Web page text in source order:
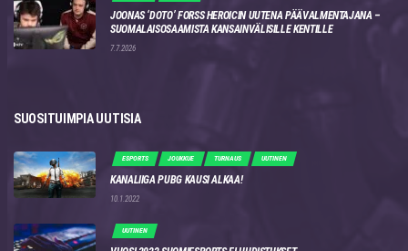
JOONAS ‘DOTO’ FORSS HEROICIN UUTENA PÄÄVALMENTAJANA –
SUOMALAISOSAAMISTA KANSAINVÄLISILLE KENTILLE
7.7.2026
SUOSITUIMPIA UUTISIA
ESPORTS JOUKKUE TURNAUS UUTINEN
KANALIIGA PUBG KAUSI ALKAA!
10.1.2022
UUTINEN